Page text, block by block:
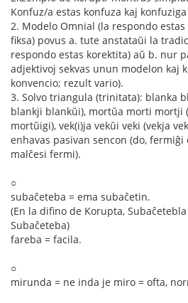
Konfuz/a estas konfuza kaj
2. Modelo Omnial (la respondo
fiksa) povus a. tute anstataŭi la
respondo estas korektita) aŭ b. nur
adjektivoj sekvas unun modelon kaj
konvencio; rezult vario).
3. Solvo triangula (trinitata): blanka
blankji blankŭi), mortŭa morti mortji
mortŭigi), vek(i)ja vekŭi veki (vekja
enhavas pasivan sencon (do,
malĉesi fermi).
○
subaĉeteba = ema subaĉetin.
(En la difino de Korupta,
Subaĉeteba)
fareba = facila.
○
mirunda = ne inda je miro = ofta,